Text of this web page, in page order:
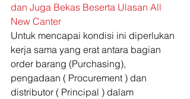
dan Juga Bekas Beserta Ulasan All
New Canter
Untuk mencapai kondisi ini diperlukan
kerja sama yang erat antara bagian
order barang (Purchasing),
pengadaan ( Procurement ) dan
distributor ( Principal ) dalam